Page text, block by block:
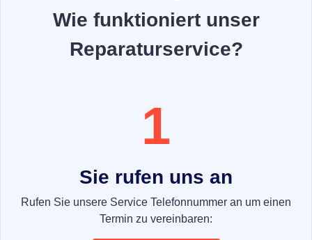
Wie funktioniert unser
Reparaturservice?
1
Sie rufen uns an
Rufen Sie unsere Service Telefonnummer an um einen
Termin zu vereinbaren: